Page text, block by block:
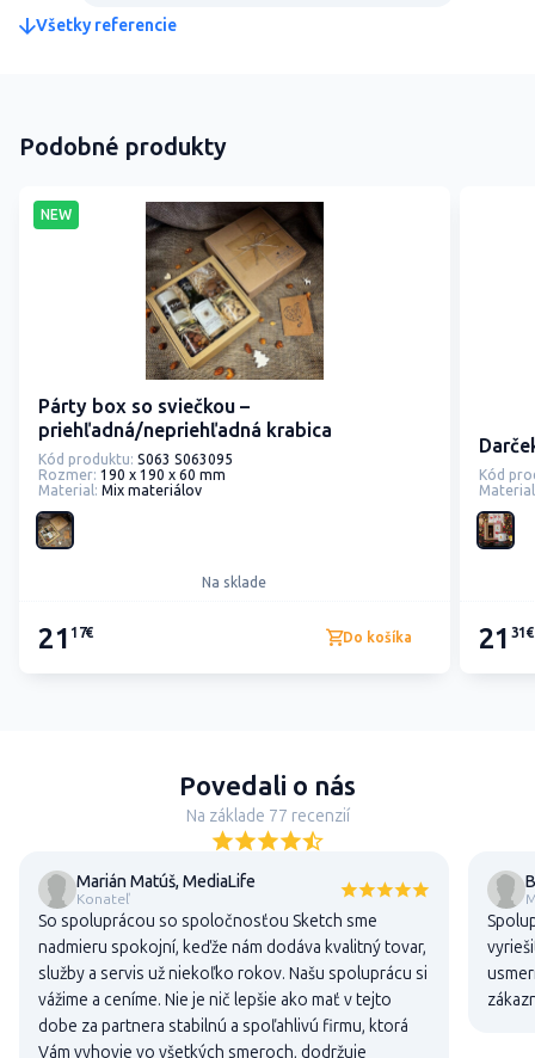
Všetky referencie
Podobné produkty
NEW
Párty box so sviečkou –
priehľadná/nepriehľadná krabica
Kód produktu: S063 S063095
Rozmer: 190 x 190 x 60 mm
Material: Mix materiálov
Na sklade
21 17€ Do košíka
Kód
21 31€
Povedali o nás
Na základe 77 recenzií
Marián Matúš, MediaLife
Konateľ
So spoluprácou so spoločnosťou Sketch sme
nadmieru spokojní, keďže nám dodáva kvalitný tovar,
služby a servis už niekoľko rokov. Našu spoluprácu si
vážime a ceníme. Nie je nič lepšie ako mať v tejto
dobe za partnera stabilnú a spoľahlivú firmu, ktorá
Vám vyhovie vo všetkých smeroch, dodržuje